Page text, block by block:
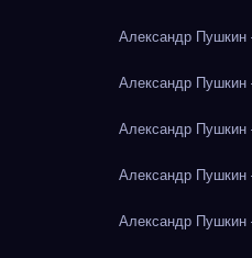
Александр
Александр
Александр
Александр
Александр